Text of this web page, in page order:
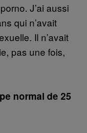
J’ai aussi
qui n’avait
Il n’avait
pas une fois,
normal de 25